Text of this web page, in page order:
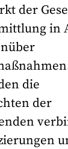
der
in
die
der